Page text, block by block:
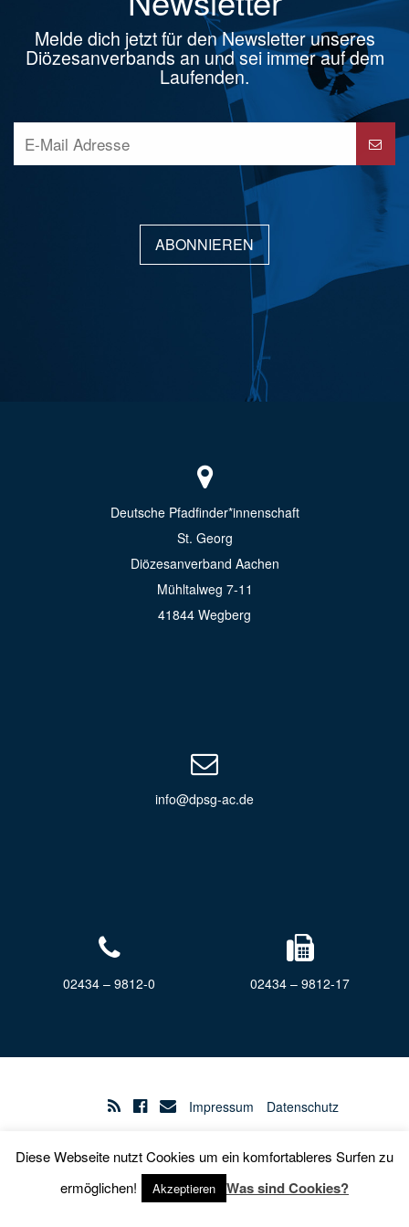
Melde dich jetzt für den Newsletter unseres
Diözesanverbands an und sei immer auf dem
Laufenden.
ABONNIEREN
Deutsche Pfadfinder*innenschaft
St. Georg
Diözesanverband Aachen
Mühltalweg 7-11
41844 Wegberg
info@dpsg-ac.de
02434 – 9812-0 02434 – 9812-17
Impressum Datenschutz
Barrierefreiheit
Diese Webseite nutzt Cookies um ein komfortableres Surfen zu
ermöglichen!
Akzeptieren Was sind Cookies?